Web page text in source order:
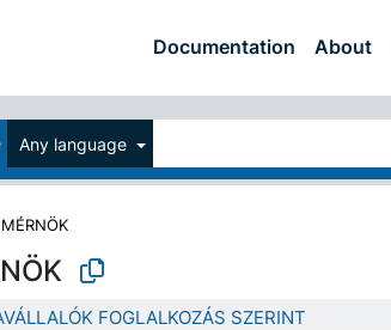
Documentation About
Any language
MÉRNÖK
FOGLALKOZÁS SZERINT